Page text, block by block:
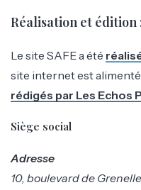
Réalisation et édition
Le site SAFE a été
site internet est
rédigés par Les Echos
Siège social
Adresse
10, boulevard de